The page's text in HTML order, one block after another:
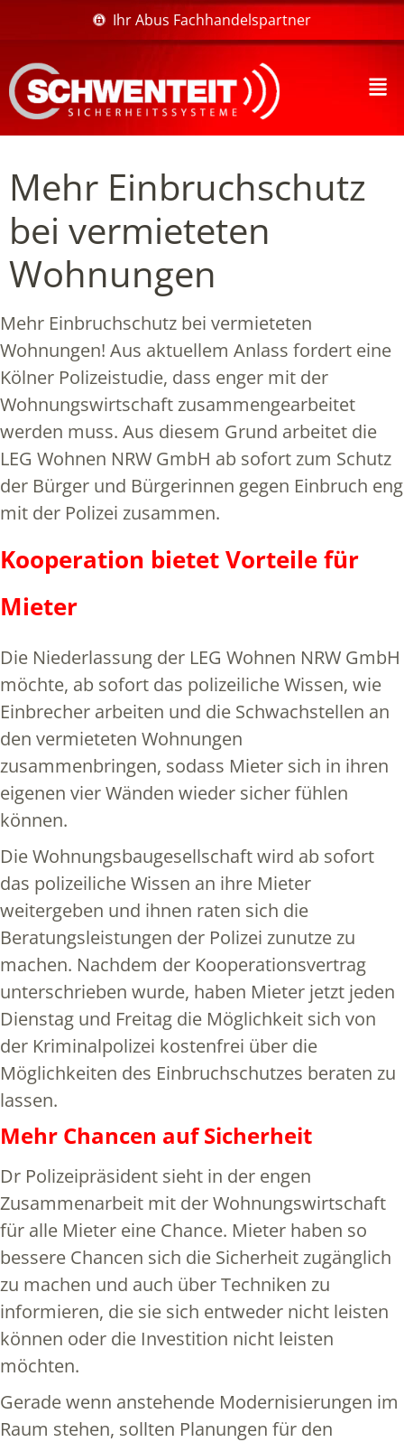
Ihr Abus Fachhandelspartner
Mehr Einbruchschutz
bei vermieteten
Wohnungen
Mehr Einbruchschutz bei vermieteten
Wohnungen! Aus aktuellem Anlass fordert eine
Kölner Polizeistudie, dass enger mit der
Wohnungswirtschaft zusammengearbeitet
werden muss. Aus diesem Grund arbeitet die
LEG Wohnen NRW GmbH ab sofort zum Schutz
der Bürger und Bürgerinnen gegen Einbruch eng
mit der Polizei zusammen.
Kooperation bietet Vorteile für
Mieter
Die Niederlassung der LEG Wohnen NRW GmbH
möchte, ab sofort das polizeiliche Wissen, wie
Einbrecher arbeiten und die Schwachstellen an
den vermieteten Wohnungen
zusammenbringen, sodass Mieter sich in ihren
eigenen vier Wänden wieder sicher fühlen
können.
Die Wohnungsbaugesellschaft wird ab sofort
das polizeiliche Wissen an ihre Mieter
weitergeben und ihnen raten sich die
Beratungsleistungen der Polizei zunutze zu
machen. Nachdem der Kooperationsvertrag
unterschrieben wurde, haben Mieter jetzt jeden
Dienstag und Freitag die Möglichkeit sich von
der Kriminalpolizei kostenfrei über die
Möglichkeiten des Einbruchschutzes beraten zu
lassen.
Mehr Chancen auf Sicherheit
Dr Polizeipräsident sieht in der engen
Zusammenarbeit mit der Wohnungswirtschaft
für alle Mieter eine Chance. Mieter haben so
bessere Chancen sich die Sicherheit zugänglich
zu machen und auch über Techniken zu
informieren, die sie sich entweder nicht leisten
können oder die Investition nicht leisten
möchten.
Gerade wenn anstehende Modernisierungen im
Raum stehen, sollten Planungen für den